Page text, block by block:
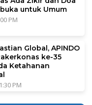
untuk Umum
PM
Global, APINDO
ke-35
Ketahanan
PM